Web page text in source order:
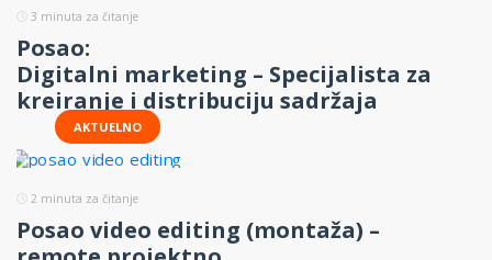
3 minuta za čitanje
Posao:
Digitalni marketing – Specijalista za
kreiranje i distribuciju sadržaja
AKTUELNO
2 minuta za čitanje
Posao video editing (montaža) –